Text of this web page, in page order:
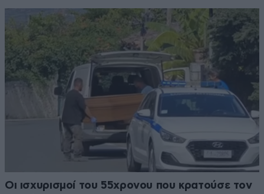
Οι ισχυρισμοί του 55χρονου που κρατούσε τον